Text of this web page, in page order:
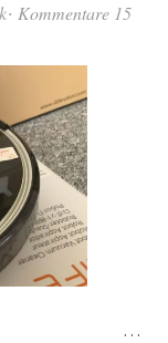
Kommentare 15
…